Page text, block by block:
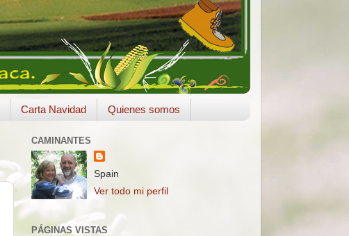
Carta Navidad Quienes somos
CAMINANTES
Spain
Ver todo mi perfil
PÁGINAS VISTAS